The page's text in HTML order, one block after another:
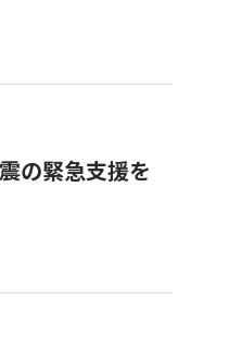
の緊急支援を